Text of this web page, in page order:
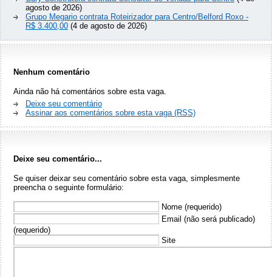
agosto de 2026)
Grupo Megario contrata Roteirizador para Centro/Belford Roxo -
R$ 3.400,00 (4 de agosto de 2026)
Nenhum comentário
Ainda não há comentários sobre esta vaga.
Deixe seu comentário
Assinar aos comentários sobre esta vaga (RSS)
Deixe seu comentário...
Se quiser deixar seu comentário sobre esta vaga, simplesmente
preencha o seguinte formulário:
Nome (requerido)
Email (não será publicado)
(requerido)
Site